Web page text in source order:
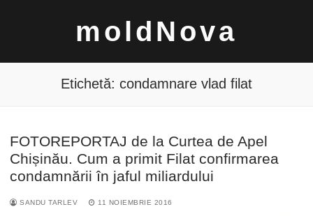
moldNova
Caută
după:
Etichetă: condamnare vlad filat
FOTOREPORTAJ de la Curtea de Apel
Chișinău. Cum a primit Filat confirmarea
condamnării în jaful miliardului
SANDU TARLEV 11 NOIEMBRIE 2016